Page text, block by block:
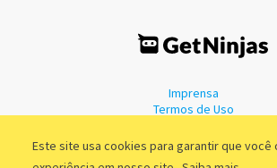
Este site usa cookies para garantir que você
Imprensa
Termos de Uso